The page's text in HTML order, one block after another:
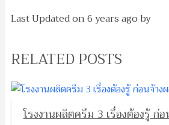
Last Updated on6 years ago by
RELATED POSTS
โรงงานผลิตครีม 3 เรื่องต้องรู้ ก่